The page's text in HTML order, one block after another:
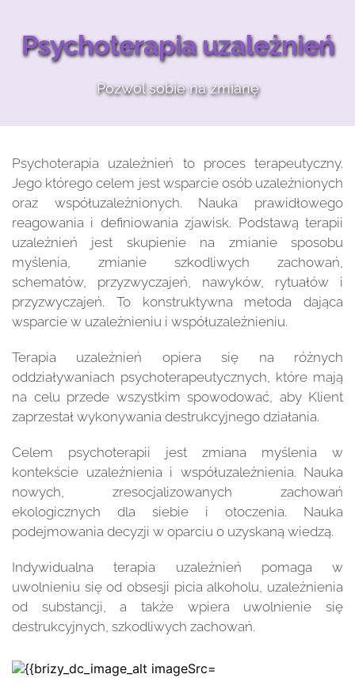
Psychoterapia uzależnień
Pozwól sobie na zmianę
Psychoterapia uzależnień to proces terapeutyczny.
Jego którego celem jest wsparcie osób uzależnionych
oraz współuzależnionych. Nauka prawidłowego
reagowania i definiowania zjawisk. Podstawą terapii
uzależnień jest skupienie na zmianie sposobu
myślenia, zmianie szkodliwych zachowań,
schematów, przyzwyczajeń, nawyków, rytuałów i
przyzwyczajeń. To konstruktywna metoda dająca
wsparcie w uzależnieniu i współuzależnieniu.
Terapia uzależnień opiera się na różnych
oddziaływaniach psychoterapeutycznych, które mają
na celu przede wszystkim spowodować, aby Klient
zaprzestał wykonywania destrukcyjnego działania.
Celem psychoterapii jest zmiana myślenia w
kontekście uzależnienia i współuzależnienia. Nauka
nowych, zresocjalizowanych zachowań
ekologicznych dla siebie i otoczenia. Nauka
podejmowania decyzji w oparciu o uzyskaną wiedzą.
Indywidualna terapia uzależnień pomaga w
uwolnieniu się od obsesji picia alkoholu, uzależnienia
od substancji, a także wpiera uwolnienie się
destrukcyjnych, szkodliwych zachowań.